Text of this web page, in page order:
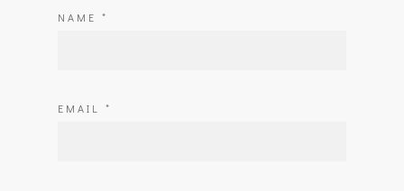
NAME *
EMAIL *